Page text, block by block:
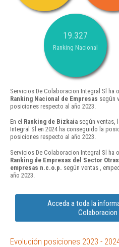
19.327
Ranking Nacional
Servicios De Colaboracion Integral Sl ha
Ranking Nacional de Empresas según
posiciones respecto al año 2023.
En el Ranking de Bizkaia según ventas,
Integral Sl en 2024 ha conseguido la
posiciones respecto al año 2023.
Servicios De Colaboracion Integral Sl ha
Ranking de Empresas del Sector
empresas n.c.o.p. según ventas ,
año 2023.
Acceda a toda la
Colaboracion
Evolución posiciones 2023 -